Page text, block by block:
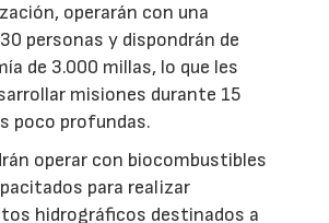
operarán con una
personas y dispondrán de
de 3.000 millas, lo que les
misiones durante 15
poco profundas.
operar con biocombustibles
para realizar
hidrográficos destinados a